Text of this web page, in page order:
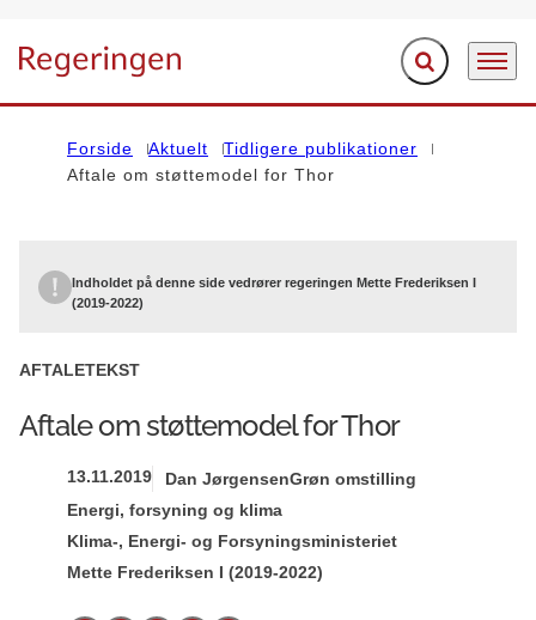
Gå til forsiden Fold søgefelt ud
Menu
Forside Aktuelt
Tidligere publikationer
Aftale om støttemodel for Thor
Indholdet på denne side vedrører regeringen Mette Frederiksen I
(2019-2022)
AFTALETEKST
Aftale om støttemodel for Thor
13.11.2019 Dan JørgensenGrøn omstilling
Energi, forsyning og klima
Klima-, Energi- og Forsyningsministeriet
Mette Frederiksen I (2019-2022)